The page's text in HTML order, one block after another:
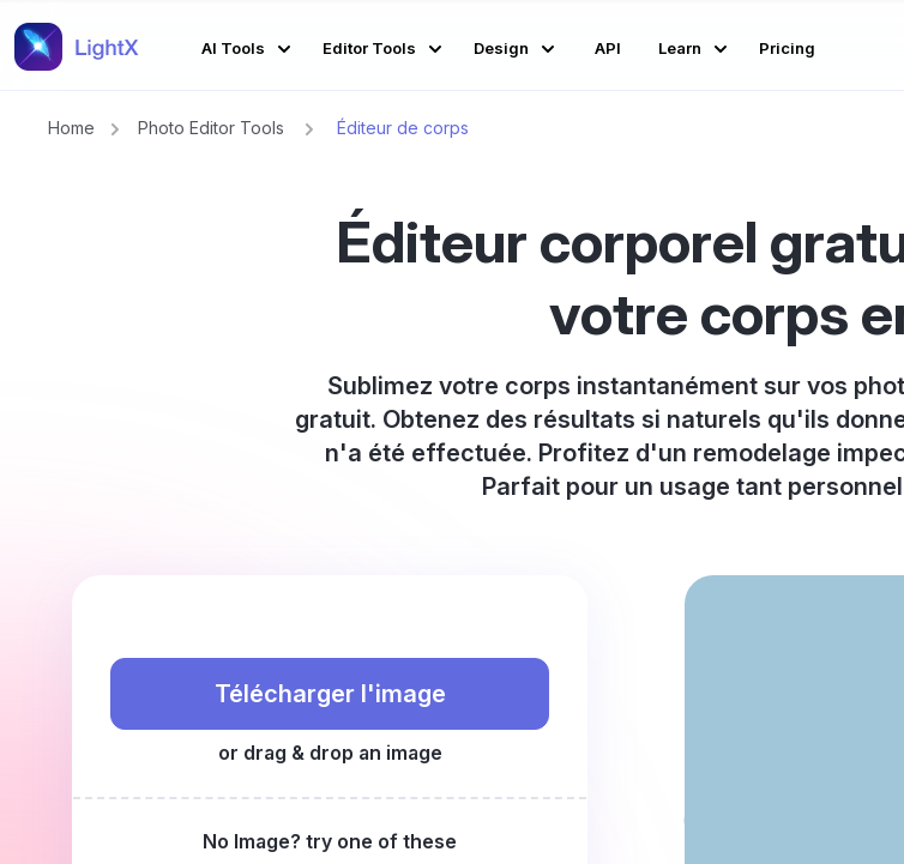
AI Tools Editor Tools Design API Learn Pricing
Home Photo Editor Tools Éditeur de corps
Éditeur corporel
votre corps
Sublimez votre corps instantanément sur vos
gratuit. Obtenez des résultats si naturels qu'ils
n'a été effectuée. Profitez d'un remodelage
Parfait pour un usage tant
Télécharger l'image
or drag & drop an image
No Image? try one of these